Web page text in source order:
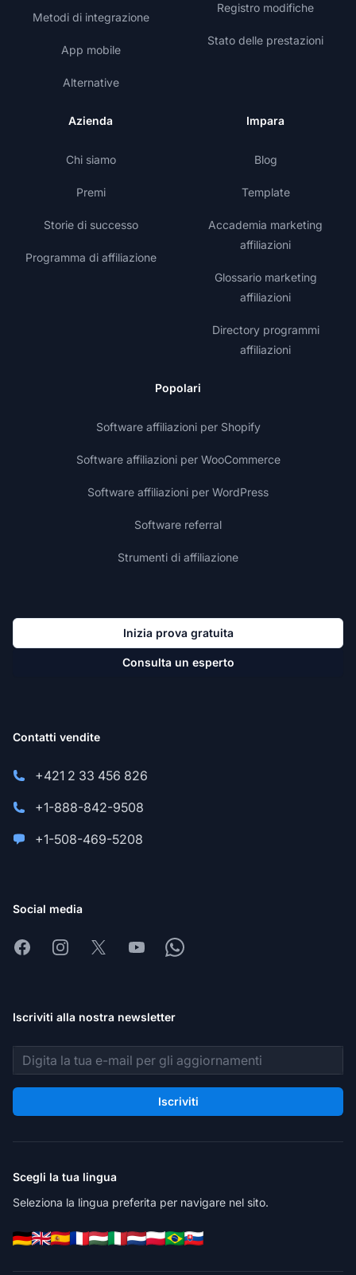
Metodi di integrazione
App mobile
Alternative
Registro modifiche
Stato delle prestazioni
Azienda
Chi siamo
Premi
Storie di successo
Programma di affiliazione
Impara
Blog
Template
Accademia marketing
affiliazioni
Glossario marketing
affiliazioni
Directory programmi
affiliazioni
Popolari
Software affiliazioni per Shopify
Software affiliazioni per WooCommerce
Software affiliazioni per WordPress
Software referral
Strumenti di affiliazione
Inizia prova gratuita
Consulta un esperto
Contatti vendite
+421 2 33 456 826
+1-888-842-9508
+1-508-469-5208
Social media
FacebookInstagram
X YoutubeWhatsapp
Iscriviti alla nostra newsletter
Indirizzo email
Iscriviti
Scegli la tua lingua
Seleziona la lingua preferita per navigare nel sito.